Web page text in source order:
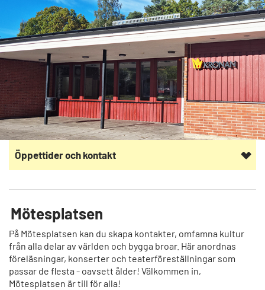
Öppettider och kontakt
Mötesplatsen
På Mötesplatsen kan du skapa kontakter, omfamna kultur
från alla delar av världen och bygga broar. Här anordnas
föreläsningar, konserter och teaterföreställningar som
passar de flesta - oavsett ålder! Välkommen in,
Mötesplatsen är till för alla!